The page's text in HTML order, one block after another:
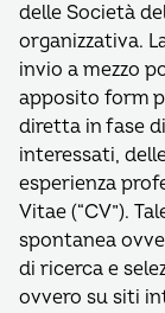
delle Società
organizzativa.
invio a mezzo
apposito form
diretta in fase
interessati,
esperienza
Vitae (“CV”).
spontanea
di ricerca e
ovvero su siti